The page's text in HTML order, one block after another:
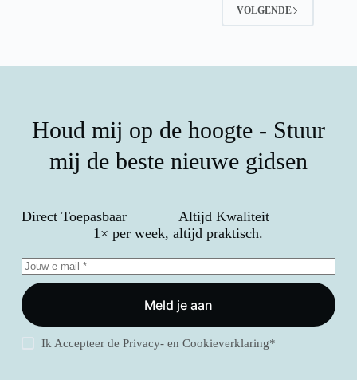
VOLGENDE
Houd mij op de hoogte - Stuur
mij de beste nieuwe gidsen
Direct Toepasbaar
Altijd Kwaliteit
1× per week, altijd praktisch.
Meld je aan
Ik Accepteer dePrivacy- en Cookieverklaring*